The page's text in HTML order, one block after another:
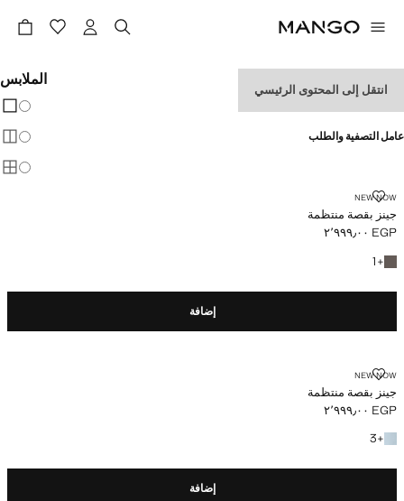
انتقل إلى المحتوى الرئيسي
الملابس
عامل التصفية والطلب
NEW NOW
جينز بقصة منتظمة
جينز بقصة منتظمة
السعر الحالي [EGP ٢٬٩٩٩٫٠٠ ]
EGP ٢٬٩٩٩٫٠٠
+
1
+ لون آخر
إضافة
NEW NOW
جينز بقصة منتظمة
جينز بقصة منتظمة
السعر الحالي [EGP ٢٬٩٩٩٫٠٠ ]
EGP ٢٬٩٩٩٫٠٠
+
3+3 المزيد من الألوان
إضافة